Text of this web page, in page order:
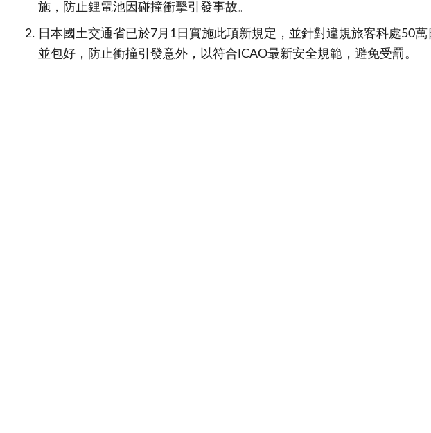
施，防止鋰電池因碰撞衝擊引發事故。
日本國土交通省已於7月1日實施此項新規定，並針對違規旅客科處50
並包好，防止衝撞引發意外，以符合ICAO最新安全規範，避免受罰。